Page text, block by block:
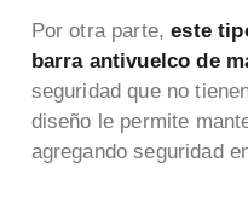
Por otra parte,este
barra antivuelco de
seguridad que no
diseño le permite
agregando seguridad